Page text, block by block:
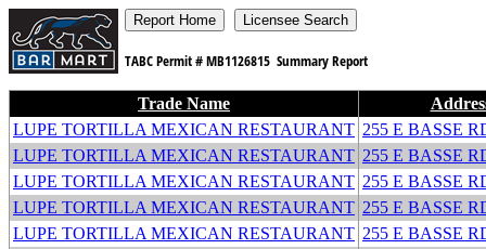
TABC Permit #MB1126815 Summary Report
Trade Name
LUPE TORTILLA MEXICAN RESTAURANT 255 E BASSE
LUPE TORTILLA MEXICAN RESTAURANT 255 E BASSE
LUPE TORTILLA MEXICAN RESTAURANT 255 E BASSE
LUPE TORTILLA MEXICAN RESTAURANT 255 E BASSE
LUPE TORTILLA MEXICAN RESTAURANT 255 E BASSE